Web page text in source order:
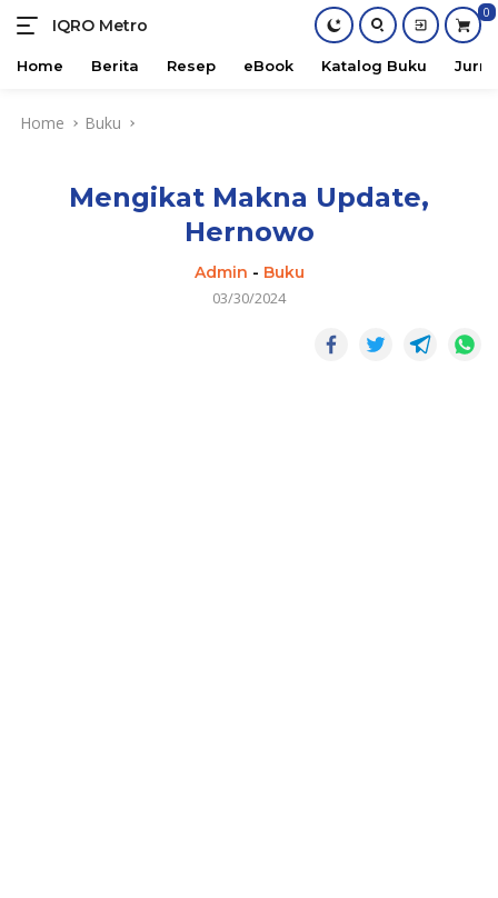
IQRO Metro
Lets
Bright
0
Home Berita Resep eBook Katalog Buku
Home Buku
Mengikat Makna Update,
Hernowo
Admin - Buku
03/30/2024